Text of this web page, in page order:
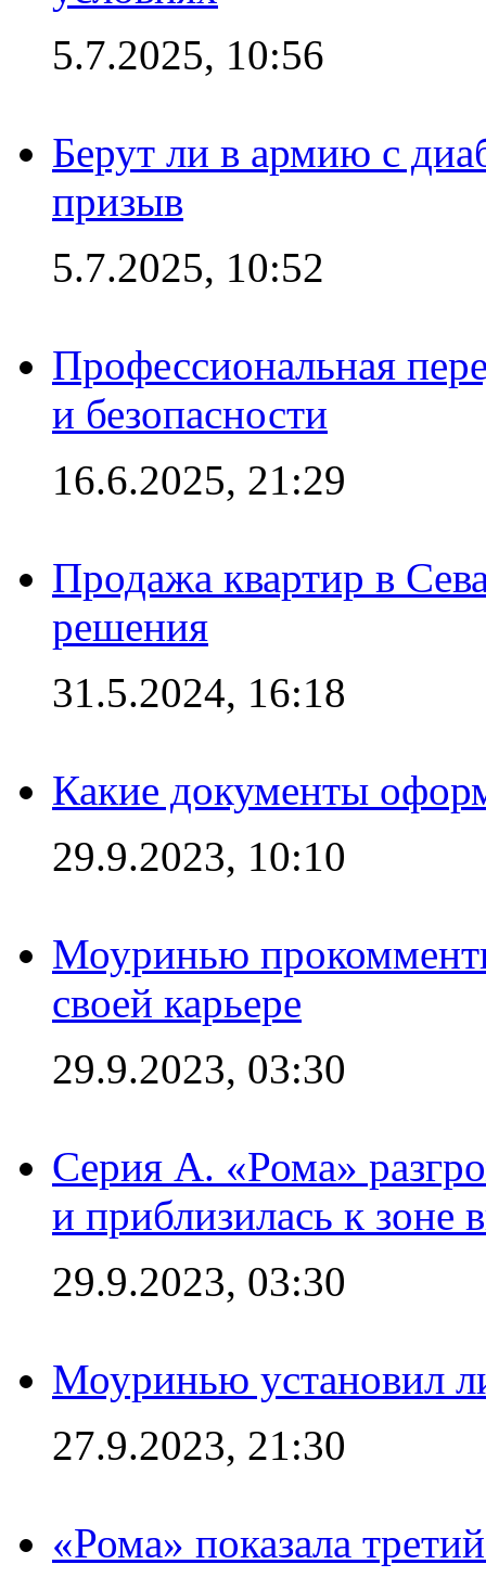
5.7.2025, 10:56
Берут ли в армию с
призыв
5.7.2025, 10:52
Профессиональная
и безопасности
16.6.2025, 21:29
Продажа квартир в
решения
31.5.2024, 16:18
Какие документы
29.9.2023, 10:10
Моуринью
своей карьере
29.9.2023, 03:30
Серия А. «Рома»
и приблизилась к зоне
29.9.2023, 03:30
Моуринью установил
27.9.2023, 21:30
«Рома» показала